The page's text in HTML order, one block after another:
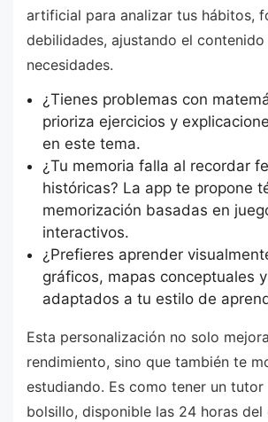
artificial para analizar tus hábitos,
debilidades, ajustando el contenido
necesidades.
¿Tienes problemas con
prioriza ejercicios y
en este tema.
¿Tu memoria falla al recordar
históricas? La app te propone
memorización basadas en
interactivos.
¿Prefieres aprender
gráficos, mapas conceptuales
adaptados a tu estilo de
Esta personalización no solo
rendimiento, sino que también te
estudiando. Es como tener un tutor
bolsillo, disponible las 24 horas del